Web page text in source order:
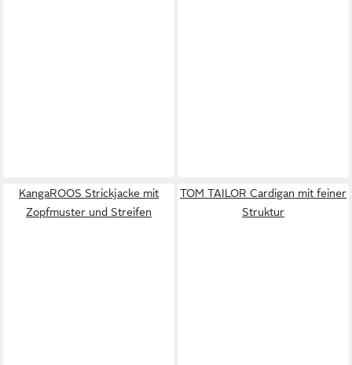
KangaROOS Strickjacke mit
Zopfmuster und Streifen
TOM TAILOR Cardigan mit feiner
Struktur